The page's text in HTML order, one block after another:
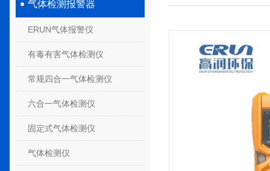
气体检测报警器
ERUN气体报警仪
有毒有害气体检测仪
常规四合一气体检测仪
六合一气体检测仪
固定式气体检测仪
气体检测仪